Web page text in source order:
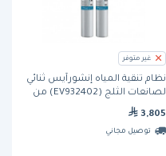
غير متوفر
نظام تنقية المياه إنشورآيس ثنائي
لصانعات الثلج (EV932402) من
إيفربيور
3,805
توصيل مجاني